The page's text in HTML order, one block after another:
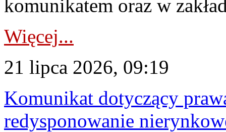
komunikatem oraz w
Więcej...
21 lipca 2026, 09:19
Komunikat dotyczący
redysponowanie